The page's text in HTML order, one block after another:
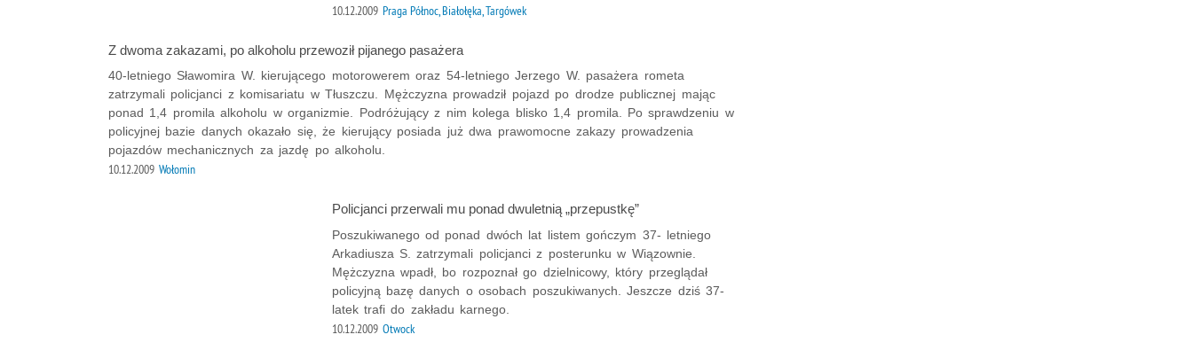
10.12.2009 Praga Północ, Białołęka, Targówek
Z dwoma zakazami, po alkoholu przewoził pijanego pasażera
40-letniego Sławomira W. kierującego motorowerem oraz 54-letniego Jerzego W. pasażera rometa
zatrzymali policjanci z komisariatu w Tłuszczu. Mężczyzna prowadził pojazd po drodze publicznej mając
ponad 1,4 promila alkoholu w organizmie. Podróżujący z nim kolega blisko 1,4 promila. Po sprawdzeniu w
policyjnej bazie danych okazało się, że kierujący posiada już dwa prawomocne zakazy prowadzenia
pojazdów mechanicznych za jazdę po alkoholu.
10.12.2009 Wołomin
Policjanci przerwali mu ponad dwuletnią „przepustkę”
Poszukiwanego od ponad dwóch lat listem gończym 37- letniego
Arkadiusza S. zatrzymali policjanci z posterunku w Wiązownie.
Mężczyzna wpadł, bo rozpoznał go dzielnicowy, który przeglądał
policyjną bazę danych o osobach poszukiwanych. Jeszcze dziś 37-
latek trafi do zakładu karnego.
10.12.2009 Otwock